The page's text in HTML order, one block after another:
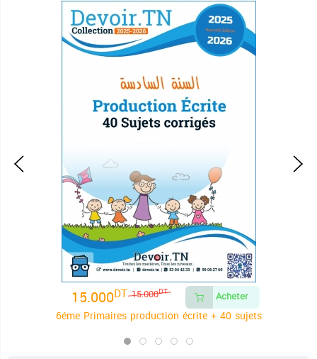
15.000DT
15.000DT Acheter
6éme Primaires production écrite + 40 sujets